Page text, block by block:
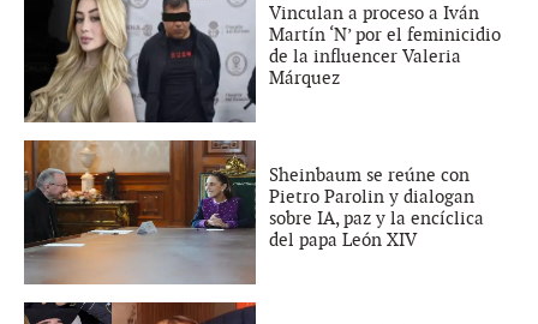
Vinculan a proceso a Iván
Martín ‘N’ por el feminicidio
de la influencer Valeria
Márquez
Sheinbaum se reúne con
Pietro Parolin y dialogan
sobre IA, paz y la encíclica
del papa León XIV